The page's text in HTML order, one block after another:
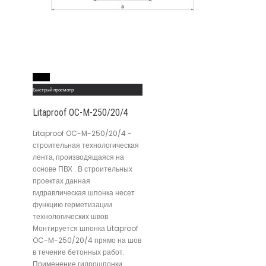
Быстрый просмотр
Litaproof OC-M-250/20/4
Litaproof OC-M-250/20/4 -
строительная технологическая
лента, производящаяся на
основе ПВХ . В строительных
проектах данная
гидравлическая шпонка несет
функцию герметизации
технологических швов.
Монтируется шпонка Litaproof
OC-M-250/20/4 прямо на шов
в течение бетонных работ.
Применение гидрошпонки